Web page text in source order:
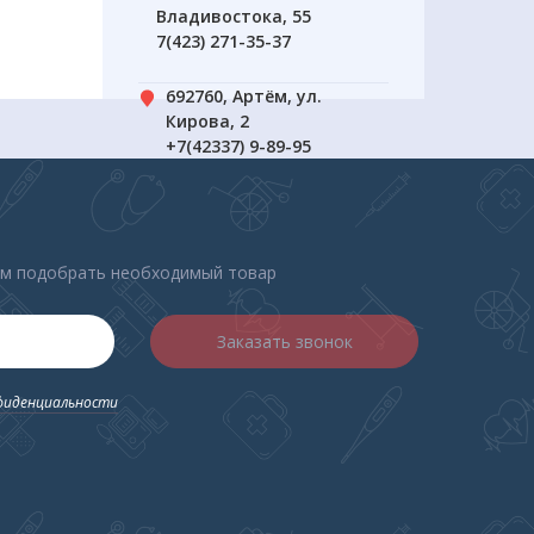
Владивостока, 55
7(423) 271-35-37
692760, Артём, ул.
Кирова, 2
+7(42337) 9-89-95
подобрать необходимый товар
Заказать звонок